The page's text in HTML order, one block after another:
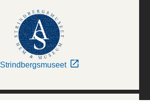
Strindbergsmuseet